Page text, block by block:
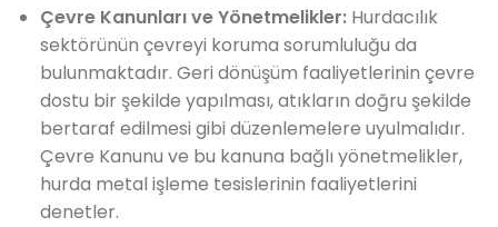
Çevre Kanunları ve Yönetmelikler:Hurdacılık
sektörünün çevreyi koruma sorumluluğu da
bulunmaktadır. Geri dönüşüm faaliyetlerinin çevre
dostu bir şekilde yapılması, atıkların doğru şekilde
bertaraf edilmesi gibi düzenlemelere uyulmalıdır.
Çevre Kanunu ve bu kanuna bağlı yönetmelikler,
hurda metal işleme tesislerinin faaliyetlerini
denetler.